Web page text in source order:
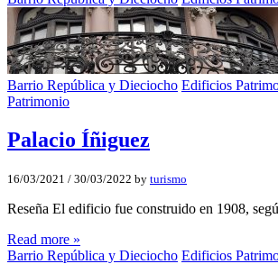
Barrio República y Dieciocho Edificios
Patrimonio
Palacio Íñiguez
16/03/2021 / 30/03/2022 by turismo
Reseña El edificio fue construido en 1908,
Read more »
Barrio República y Dieciocho Edificios